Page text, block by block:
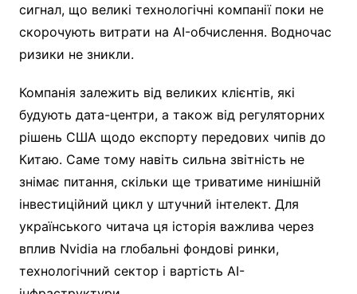
сигнал, що великі технологічні компанії поки не
скорочують витрати на AI-обчислення. Водночас
ризики не зникли.
Компанія залежить від великих клієнтів, які
будують дата-центри, а також від регуляторних
рішень США щодо експорту передових чипів до
Китаю. Саме тому навіть сильна звітність не
знімає питання, скільки ще триватиме нинішній
інвестиційний цикл у штучний інтелект. Для
українського читача ця історія важлива через
вплив Nvidia на глобальні фондові ринки,
технологічний сектор і вартість AI-